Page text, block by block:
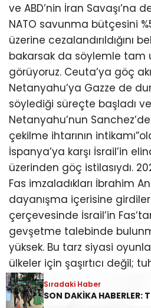
ve ABD’nin İran Savaşı’na
NATO savunma bütçesini
üzerine cezalandırıldığını
bakarsak da söylemle tam
görüyoruz. Ceuta’ya göç
Netanyahu’ya Gazze de
söylediği süreçte başladı
Netanyahu’nun
çekilme ihtarının
İspanya’ya karşı İsrail’in
üzerinden göç istilasıydı.
Fas imzaladıkları İbrahim
dayanışma içerisine
çerçevesinde İsrail’in
gevşetme talebinde
yüksek. Bu tarz siyasi
ülkeler için şaşırtıcı değil;
ülkelerinin, krizi tetikte
İspanya’yı tecrit amaçlı
Sıradaki Haber